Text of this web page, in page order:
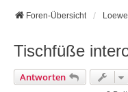
Foren-Übersicht
Tischfüße
Antworten